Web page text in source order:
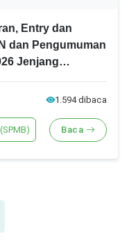
Entry dan
dan Pengumuman
Jenjang
1.594 dibaca
Baca